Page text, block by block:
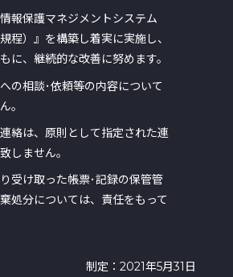
報保護マネジメントシステム
程）』を構築し着実に実施し、
に、継続的な改善に努めます。
の相談･依頼等の内容について
。
絡は、原則として指定された連
しません。
受け取った帳票･記録の保管管
処分については、責任をもって
制定：2021年5月31日